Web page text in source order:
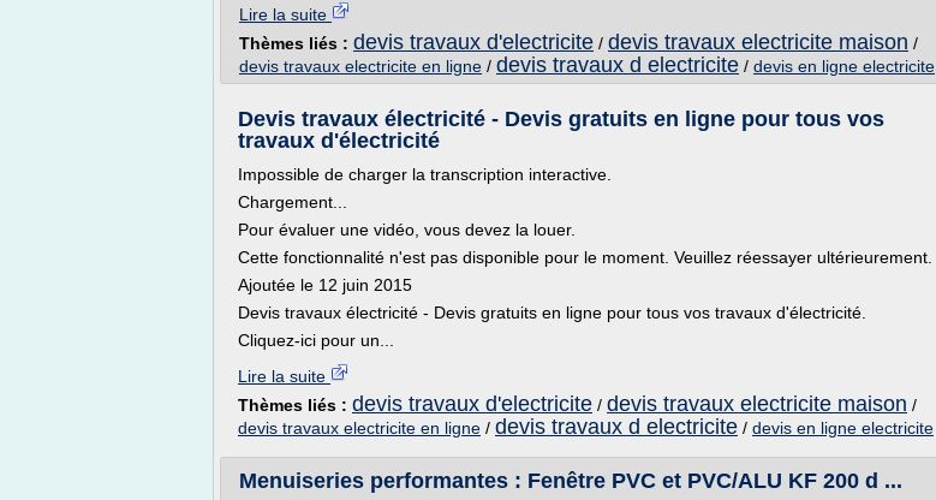
Lire la suite
Thèmes liés : devis travaux d'electricite / devis travaux electricite maison /
devis travaux electricite en ligne / devis travaux d electricite / devis en ligne electricite
Devis travaux électricité - Devis gratuits en ligne pour tous vos
travaux d'électricité
Impossible de charger la transcription interactive.
Chargement...
Pour évaluer une vidéo, vous devez la louer.
Cette fonctionnalité n'est pas disponible pour le moment. Veuillez réessayer ultérieurement.
Ajoutée le 12 juin 2015
Devis travaux électricité - Devis gratuits en ligne pour tous vos travaux d'électricité.
Cliquez-ici pour un...
Lire la suite
Thèmes liés : devis travaux d'electricite / devis travaux electricite maison /
devis travaux electricite en ligne / devis travaux d electricite / devis en ligne electricite
Menuiseries performantes : Fenêtre PVC et PVC/ALU KF 200 d ...